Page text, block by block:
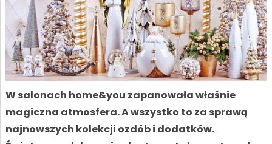
W salonach home&you zapanowała właśnie
magiczna atmosfera. A wszystko to za sprawą
najnowszych kolekcji ozdób i dodatków.